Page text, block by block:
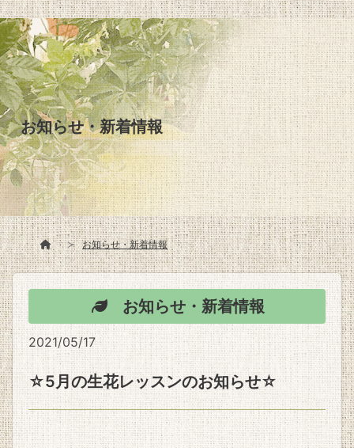
お知らせ・新着情報
お知らせ・新着情報
お知らせ・新着情報
2021/05/17
☆5月の生花レッスンのお知らせ☆